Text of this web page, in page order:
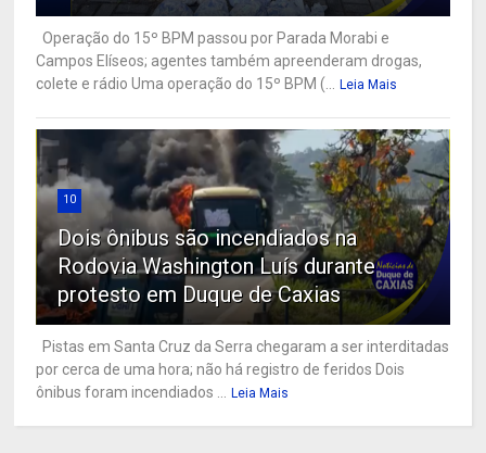
Operação do 15º BPM passou por Parada Morabi e
Campos Elíseos; agentes também apreenderam drogas,
colete e rádio Uma operação do 15º BPM (...
Leia Mais
10
Dois ônibus são incendiados na
Rodovia Washington Luís durante
protesto em Duque de Caxias
Pistas em Santa Cruz da Serra chegaram a ser interditadas
por cerca de uma hora; não há registro de feridos Dois
ônibus foram incendiados ...
Leia Mais